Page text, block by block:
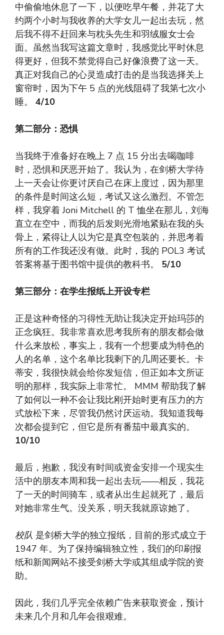
中偷偷地休息了一下，以便吃早午餐，并花了大
约两个小时与我收养的大学女儿一起出去玩，然
后我不得不赶回来与枕头先生和羽绒服女士会
面。虽然当我写这篇文章时，我感觉比平时休息
得更好，但我不禁觉得自己好像浪费了这一天。
真正对我自己的心灵造成打击的是当我选择关上
窗帘时，因为下午 5 点的光线阻碍了我第七次小
睡。 4/10
第二部分：恐惧
当我终于准备好在晚上 7 点 15 分出去喝咖啡
时，恐惧和厌恶开始了。我认为，在剑桥大学待
上一天会让你更讨厌自己在床上度过，因为那里
的条件是时间这么短，考试又这么激烈。不管怎
样，我穿着 Joni Mitchell 的 T 恤坐在那儿，刘海
直立在空中，而我的后发则光滑地紧贴在我的头
骨上，紧得让人以为它是真空包装的，并思考着
所有的工作我还没有做。此时，我的 POL3 考试
答案将基于图书馆中提供的教科书。 5/10
第三部分：在学生报纸上开设专栏
正是这种奇怪的习得性无助让我决定开始玛莎的
正念疯狂。我非常喜欢思考我所有的朋友都会做
什么来放松，事实上，我有一个想要成为特色的
人的名单，这个名单比我剩下的几周还要长。卡
蒂安，我很快就会给你发短信，但正如本文所证
明的那样，我实际上非常忙。 MMM 帮助我了解
了如何以一种不会让我比刚开始时更有压力的方
式放松下来，尽管我仍然讨厌运动。我知道我每
次都会提到它，但它是所有番茄中最真实的。
10/10
最后，抱歉，我没有时间或资金安排一个现实生
活中的朋友本周和我一起出去玩——相反，我花
了一天的时间骑车，或者从出生起就死了，最后
对她非常生气。没关系，明天我就原谅她了。
校队 是剑桥大学的独立报纸，目前的形式成立于
1947 年。为了保持编辑独立性，我们的印刷报
纸和新闻网站不接受剑桥大学或其组成学院的资
助。
因此，我们几乎完全依赖广告来获取资金，预计
未来几个月和几年会很艰难。